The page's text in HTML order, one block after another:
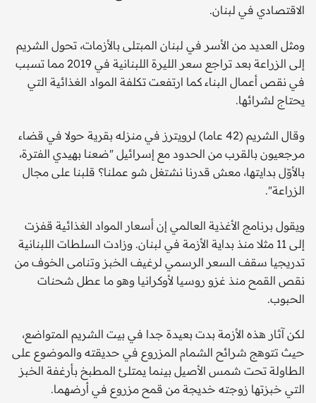
الاقتصادي في لبنان.
ومثل العديد من الأسر في لبنان المبتلى بالأزمات، تحول الشريم
إلى الزراعة بعد تراجع سعر الليرة اللبنانية في 2019 مما تسبب
في نقص أعمال البناء كما ارتفعت تكلفة المواد الغذائية التي
يحتاج لشرائها.
وقال الشريم (42 عاما) لرويترز في منزله بقرية حولا في قضاء
مرجعيون بالقرب من الحدود مع إسرائيل "ضعنا بهيدي الفترة،
بالأوّل بدايتها، معش قدرنا نشتغل شو عملنا؟ قلبنا على مجال
الزراعة".
ويقول برنامج الأغذية العالمي إن أسعار المواد الغذائية قفزت
إلى 11 مثلا منذ بداية الأزمة في لبنان. وزادت السلطات اللبنانية
تدريجيا سقف السعر الرسمي لرغيف الخبز وتنامى الخوف من
نقص القمح منذ غزو روسيا لأوكرانيا وهو ما عطل شحنات
الحبوب.
لكن آثار هذه الأزمة بدت بعيدة جدا في بيت الشريم المتواضع،
حيث تتوهج شرائح الشمام المزروع في حديقته والموضوع على
الطاولة تحت شمس الأصيل بينما يمتلئ المطبخ بأرغفة الخبز
التي خبزتها زوجته خديجة من قمح مزروع في أرضهما.